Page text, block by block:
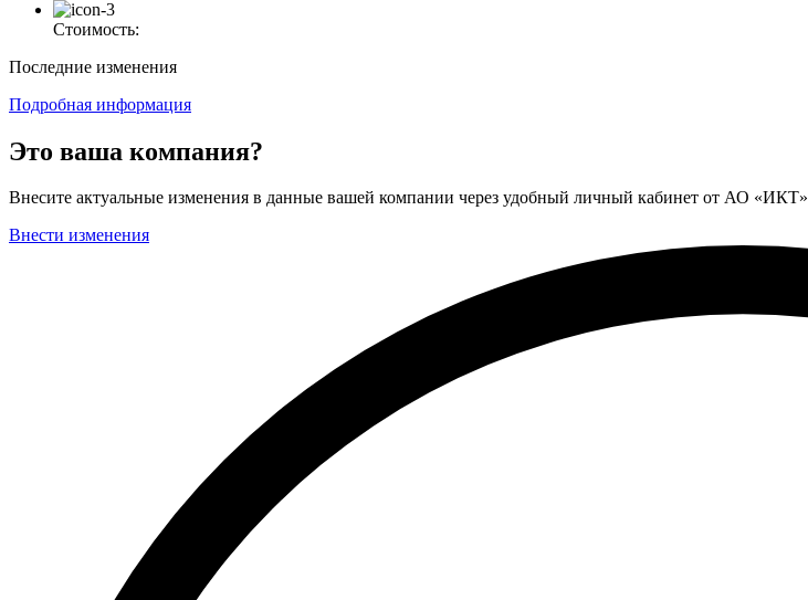
Стоимость:
Последние изменения
Подробная информация
Это ваша компания?
Внесите актуальные изменения в данные вашей компании через удобный личный кабинет от АО «ИКТ»
Внести изменения